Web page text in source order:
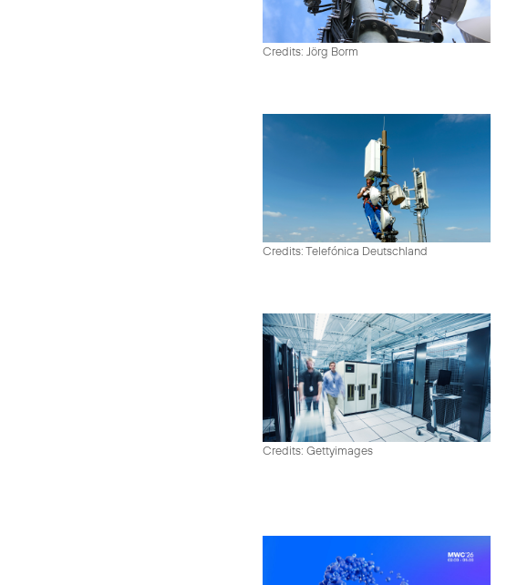
Credits: Jörg Borm
Credits: Telefónica Deutschland
Credits: Gettyimages